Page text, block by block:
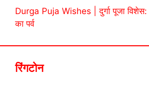
Durga Puja Wishes | दुर्गा पूजा
का पर्व
रिंगटोन